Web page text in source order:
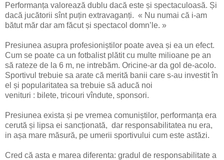
Performanța valorează dublu dacă este și spectaculoasă. Și
dacă jucătorii sînt puțin extravaganți. « Nu numai că i-am
bătut măr dar am făcut și spectacol domn’le. »
Presiunea asupra profesioniștilor poate avea și ea un efect.
Cum se poate ca un fotbalist plătit cu multe milioane pe an
să rateze de la 6 m, ne intrebăm. Oricine-ar da gol de-acolo.
Sportivul trebuie sa arate că merită banii care s-au investit în
el și popularitatea sa trebuie să aducă noi
venituri : bilete, tricouri vîndute, sponsori.
Presiunea exista și pe vremea comuniștilor, performanța era
cerută și lipsa ei sancționată, dar responsabilitatea nu era,
in așa mare măsură, pe umerii sportivului cum este astăzi.
Cred că asta e marea diferenta: gradul de responsabilitate a